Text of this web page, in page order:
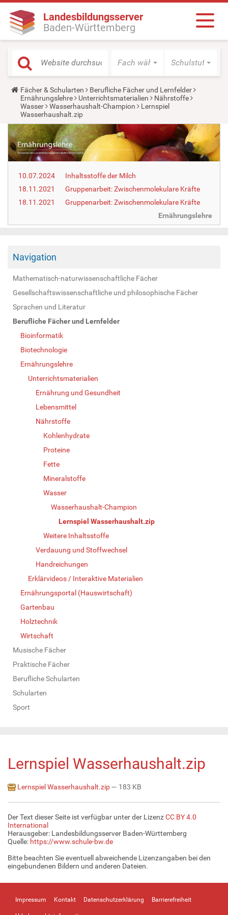
Landesbildungsserver
Baden-Württemberg
Fach wählen Schulstufe
Y
o
u
a
r
e
h
e
r
e
Fächer & Schularten
Berufliche Fächer und Lernfelder
Ernährungslehre
Unterrichtsmaterialien
Nährstoffe
Wasser
Wasserhaushalt-Champion
Lernspiel
Wasserhaushalt.zip
10.07.2024
Inhaltsstoffe der Milch
18.11.2021
Gruppenarbeit: Zwischenmolekulare Kräfte
18.11.2021
Gruppenarbeit: Zwischenmolekulare Kräfte
Ernährungslehre
Navigation
Mathematisch-naturwissenschaftliche Fächer
Gesellschaftswissenschaftliche und philosophische Fächer
Sprachen und Literatur
Berufliche Fächer und Lernfelder
Bioinformatik
Biotechnologie
Ernährungslehre
Unterrichtsmaterialien
Ernährung und Gesundheit
Lebensmittel
Nährstoffe
Kohlenhydrate
Proteine
Fette
Mineralstoffe
Wasser
Wasserhaushalt-Champion
Lernspiel Wasserhaushalt.zip
Weitere Inhaltsstoffe
Verdauung und Stoffwechsel
Handreichungen
Erklärvideos / Interaktive Materialien
Ernährungsportal (Hauswirtschaft)
Gartenbau
Holztechnik
Wirtschaft
Musische Fächer
Praktische Fächer
Berufliche Schularten
Schularten
Sport
Lernspiel Wasserhaushalt.zip
Lernspiel Wasserhaushalt.zip— 183 KB
Der Text dieser Seite ist verfügbar unter der LizenzCC BY 4.0
International
Herausgeber: Landesbildungsserver Baden-Württemberg
Quelle: https://www.schule-bw.de
Bitte beachten Sie eventuell abweichende Lizenzangaben bei den
eingebundenen Bildern und anderen Dateien.
Impressum Kontakt Datenschutzerklärung Barrierefreiheit